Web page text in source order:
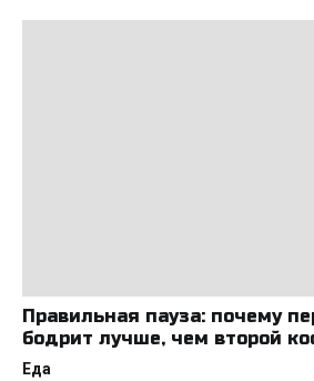
Правильная пауза: почему
бодрит лучше, чем второй
Еда